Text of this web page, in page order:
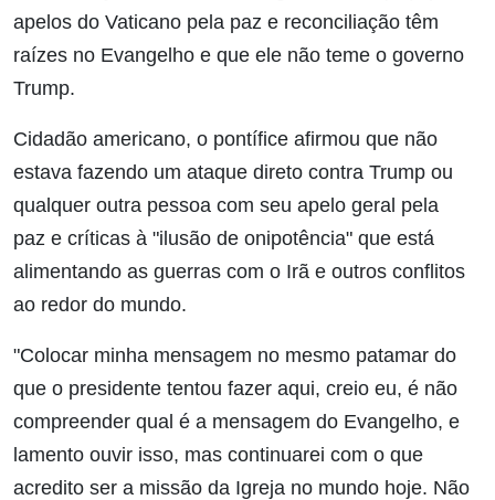
apelos do Vaticano pela paz e reconciliação têm
raízes no Evangelho e que ele não teme o governo
Trump.
Cidadão americano, o pontífice afirmou que não
estava fazendo um ataque direto contra Trump ou
qualquer outra pessoa com seu apelo geral pela
paz e críticas à "ilusão de onipotência" que está
alimentando as guerras com o Irã e outros conflitos
ao redor do mundo.
"Colocar minha mensagem no mesmo patamar do
que o presidente tentou fazer aqui, creio eu, é não
compreender qual é a mensagem do Evangelho, e
lamento ouvir isso, mas continuarei com o que
acredito ser a missão da Igreja no mundo hoje. Não